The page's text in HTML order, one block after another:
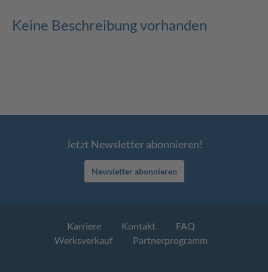
Keine Beschreibung vorhanden
Jetzt Newsletter abonnieren!
Newsletter abonnieren
Karriere Kontakt
FAQ
Werksverkauf
Partnerprogramm